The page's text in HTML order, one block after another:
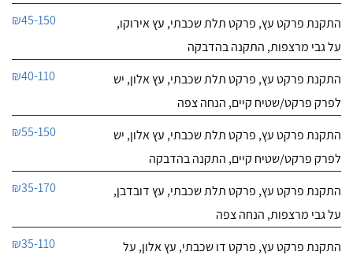
התקנת פרקט עץ, פרקט תלת שכבתי, עץ אירוקו,
על גבי מרצפות, התקנה בהדבקה
₪45-150
התקנת פרקט עץ, פרקט תלת שכבתי, עץ אלון, יש
לפרק פרקט/שטיח קיים, הנחה צפה
₪40-110
התקנת פרקט עץ, פרקט תלת שכבתי, עץ אלון, יש
לפרק פרקט/שטיח קיים, התקנה בהדבקה
₪55-150
התקנת פרקט עץ, פרקט תלת שכבתי, עץ דובדבן,
על גבי מרצפות, הנחה צפה
₪35-170
התקנת פרקט עץ, פרקט דו שכבתי, עץ אלון, על
₪35-110